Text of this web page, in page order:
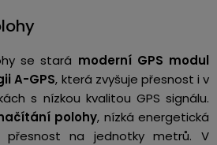
se stará moderní GPS modul
A-GPS, která zvyšuje přesnost i v
s nízkou kvalitou GPS signálu.
polohy, nízká energetická
přesnost na jednotky metrů. V